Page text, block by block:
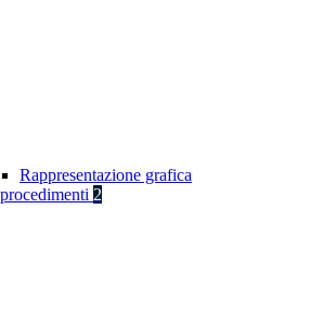
Rappresentazione grafica
2